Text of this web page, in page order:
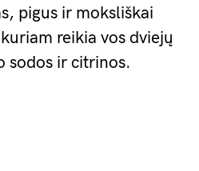
pigus ir moksliškai
reikia vos dviejų
sodos ir citrinos.